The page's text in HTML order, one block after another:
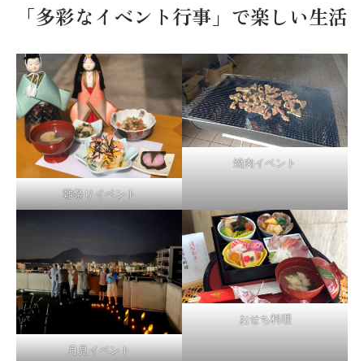
「多彩なイベント行事」で楽しい生活
雛祭りイベント
焼肉イベント
月見イベント
おせち料理